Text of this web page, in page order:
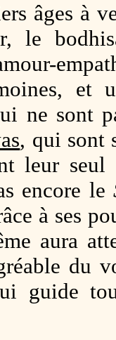
âges à
le
et
ne sont
, qui sont
leur
encore le
à ses
aura
du
guide